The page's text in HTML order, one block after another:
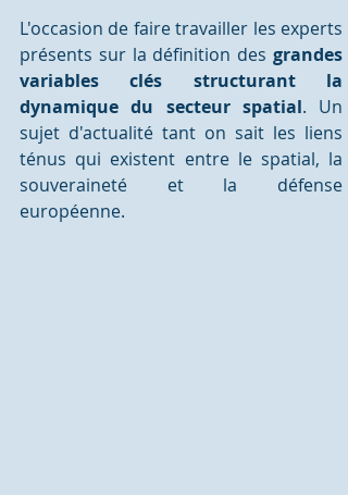
L'occasion de faire travailler les experts
présents sur la définition des grandes
variables clés structurant la
dynamique du secteur spatial. Un
sujet d'actualité tant on sait les liens
ténus qui existent entre le spatial, la
souveraineté et la défense
européenne.